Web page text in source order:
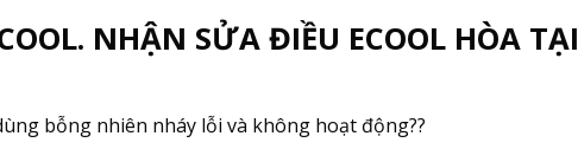
NHẬN SỬA ĐIỀU ECOOL HÒA TẠI
bỗng nhiên nháy lỗi và không hoạt động??